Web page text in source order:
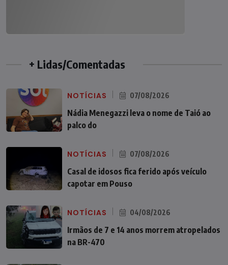
+ Lidas/Comentadas
NOTÍCIAS 07/08/2026
Nádia Menegazzi leva o nome de Taió ao
palco do
NOTÍCIAS 07/08/2026
Casal de idosos fica ferido após veículo
capotar em Pouso
NOTÍCIAS 04/08/2026
Irmãos de 7 e 14 anos morrem atropelados
na BR-470